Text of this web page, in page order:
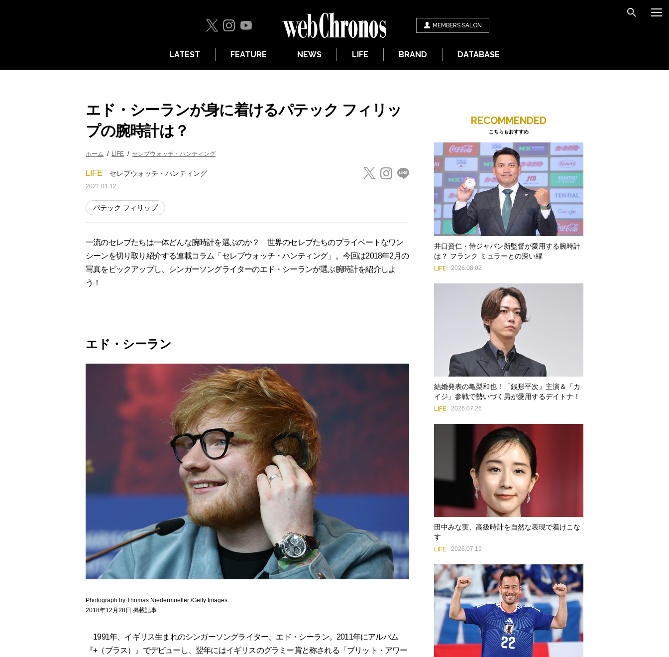
MEMBERS SALON
LATEST FEATURE NEWS LIFE BRAND DATABASE
エド・シーランが身に着けるパテック フィリッ
プの腕時計は？
ホーム LIFE セレブウォッチ・ハンティング
LIFE セレブウォッチ・ハンティング
2021.01.12
パテック フィリップ
一流のセレブたちは一体どんな腕時計を選ぶのか？ 世界のセレブたちのプライベートなワン
シーンを切り取り紹介する連載コラム「セレブウォッチ・ハンティング」。今回は2018年2月の
写真をピックアップし、シンガーソングライターのエド・シーランが選ぶ腕時計を紹介しよ
う！
エド・シーラン
Photograph by Thomas Niedermueller /Getty Images
2018年12月28日 掲載記事
1991年、イギリス生まれのシンガーソングライター、エド・シーラン。2011年にアルバム
『+（プラス）』でデビューし、翌年にはイギリスのグラミー賞と称される「ブリット・アワー
RECOMMENDED
こちらもおすすめ
井口資仁・侍ジャパン新監督が愛用する腕時計
は？ フランク ミュラーとの深い縁
LIFE 2026.08.02
結婚発表の亀梨和也！「銭形平次」主演＆「カ
イジ」参戦で勢いづく男が愛用するデイトナ！
LIFE 2026.07.26
田中みな実、高級時計を自然な表現で着けこな
す
LIFE 2026.07.19